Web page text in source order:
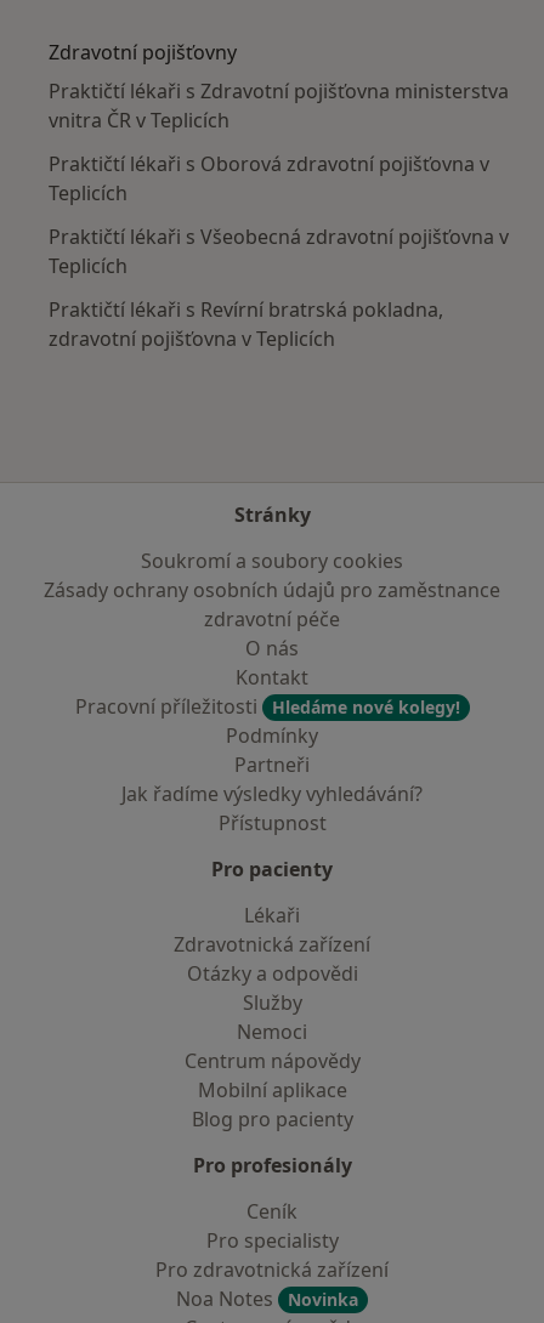
Zdravotní pojišťovny
Praktičtí lékaři s Zdravotní pojišťovna ministerstva
vnitra ČR v Teplicích
Praktičtí lékaři s Oborová zdravotní pojišťovna v
Teplicích
Praktičtí lékaři s Všeobecná zdravotní pojišťovna v
Teplicích
Praktičtí lékaři s Revírní bratrská pokladna,
zdravotní pojišťovna v Teplicích
Stránky
Soukromí a soubory cookies
Zásady ochrany osobních údajů pro zaměstnance
zdravotní péče
O nás
Kontakt
Pracovní příležitosti
Hledáme nové kolegy!
Podmínky
Partneři
Jak řadíme výsledky vyhledávání?
Přístupnost
Pro pacienty
Lékaři
Zdravotnická zařízení
Otázky a odpovědi
Služby
Nemoci
Centrum nápovědy
Mobilní aplikace
Blog pro pacienty
Pro profesionály
Ceník
Pro specialisty
Pro zdravotnická zařízení
Noa Notes
Novinka